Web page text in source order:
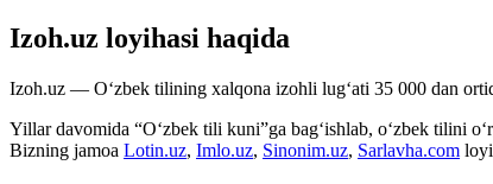
Izoh.uz loyihasi haqida
Izoh.uz — O‘zbek tilining xalqona izohli lug‘ati 35 000 dan
Yillar davomida “O‘zbek tili kuni”ga bag‘ishlab, o‘zbek tilini
Bizning jamoa Lotin.uz, Imlo.uz, Sinonim.uz, Sarlavha.com